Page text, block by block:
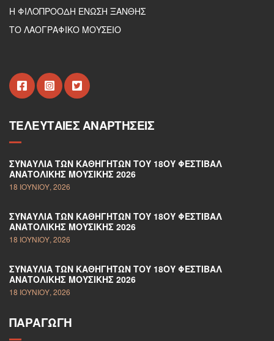
Η ΦΙΛΟΠΡΟΟΔΗ ΕΝΩΣΗ ΞΑΝΘΗΣ
ΤΟ ΛΑΟΓΡΑΦΙΚΟ ΜΟΥΣΕΙΟ
ΤΕΛΕΥΤΑΊΕΣ ΑΝΑΡΤΉΣΕΙΣ
ΣΥΝΑΥΛΊΑ ΤΩΝ ΚΑΘΗΓΗΤΏΝ ΤΟΥ 18ΟΥ ΦΕΣΤΙΒΆΛ
ΑΝΑΤΟΛΙΚΉΣ ΜΟΥΣΙΚΉΣ 2026
18 ΙΟΥΝΊΟΥ, 2026
ΣΥΝΑΥΛΊΑ ΤΩΝ ΚΑΘΗΓΗΤΏΝ ΤΟΥ 18ΟΥ ΦΕΣΤΙΒΆΛ
ΑΝΑΤΟΛΙΚΉΣ ΜΟΥΣΙΚΉΣ 2026
18 ΙΟΥΝΊΟΥ, 2026
ΣΥΝΑΥΛΊΑ ΤΩΝ ΚΑΘΗΓΗΤΏΝ ΤΟΥ 18ΟΥ ΦΕΣΤΙΒΆΛ
ΑΝΑΤΟΛΙΚΉΣ ΜΟΥΣΙΚΉΣ 2026
18 ΙΟΥΝΊΟΥ, 2026
ΠΑΡΑΓΩΓΉ